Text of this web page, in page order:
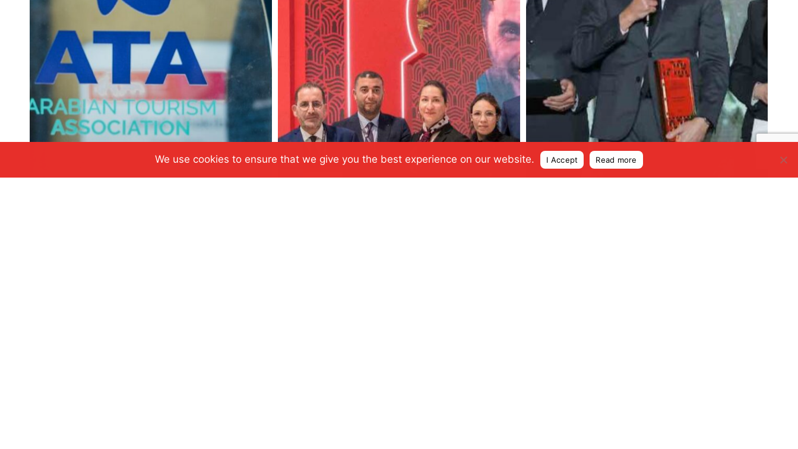
We use cookies to ensure that we give you the best experience on our website. I Accept Read more